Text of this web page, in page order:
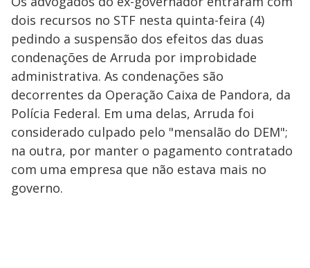
dois recursos no STF nesta quinta-feira (4)
pedindo a suspensão dos efeitos das duas
condenações de Arruda por improbidade
administrativa. As condenações são
decorrentes da Operação Caixa de Pandora, da
Polícia Federal. Em uma delas, Arruda foi
considerado culpado pelo "mensalão do DEM";
na outra, por manter o pagamento contratado
com uma empresa que não estava mais no
governo.